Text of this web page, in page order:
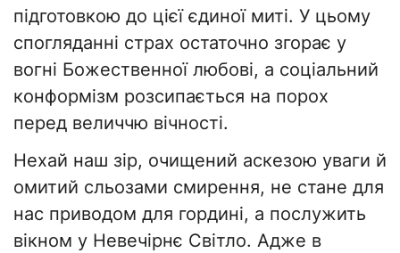
підготовкою до цієї єдиної миті. У цьому
спогляданні страх остаточно згорає у
вогні Божественної любові, а соціальний
конформізм розсипається на порох
перед величчю вічності.
Нехай наш зір, очищений аскезою уваги й
омитий сльозами смирення, не стане для
нас приводом для гордині, а послужить
вікном у Невечірнє Світло. Адже в